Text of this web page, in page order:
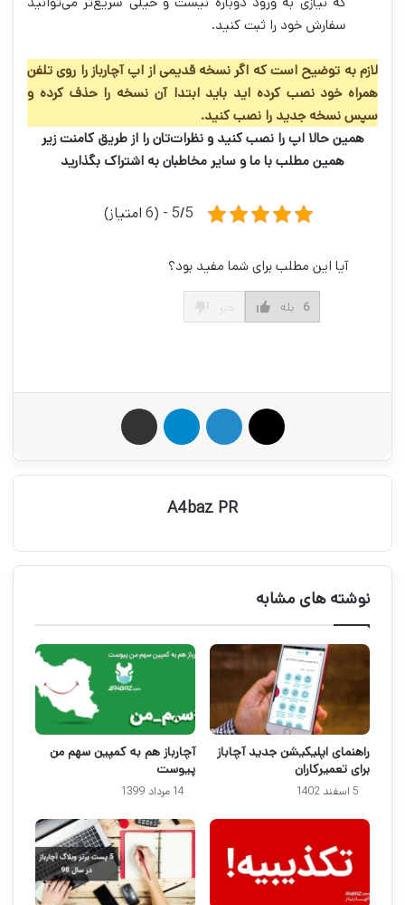
سفارش خود را ثبت کنید.
لازم به توضیح است که اگر نسخه قدیمی از اپ آچارباز را روی تلفن
همراه خود نصب کرده اید باید ابتدا آن نسخه را حذف کرده و
سپس نسخه جدید را نصب کنید.
همین حالا اپ را نصب کنید و نظرات‌تان را از طریق کامنت زیر
همین مطلب با ما و سایر مخاطبان به اشتراک بگذارید
5/5 - (6 امتیاز)
آیا این مطلب برای شما مفید بود؟
بله 6
A4baz PR
نوشته های مشابه
راهنمای اپلیکیشن جدید آچاباز
برای تعمیرکاران
5 اسفند 1402
آچارباز هم به کمپین سهم من
پیوست
14 مرداد 1399